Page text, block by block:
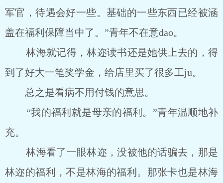
军官，待遇会好一些。基础的一些东西已经被涵
盖在福利保障当中了。”青年不在意dao。
林海就记得，林迩读书还是她供上去的，得
到了好大一笔奖学金，给店里买了很多工ju。
总之是看病不用付钱的意思。
“我的福利就是母亲的福利。”青年温顺地补
充。
林海看了一眼林迩，没被他的话骗去，那是
林迩的福利，不是林海的福利。那张卡也是林海